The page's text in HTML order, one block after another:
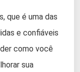
que é uma das
e confiáveis
como você
sua